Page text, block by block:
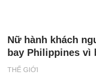
THẾ GIỚI
Nữ hành khách
bay Philippines vì